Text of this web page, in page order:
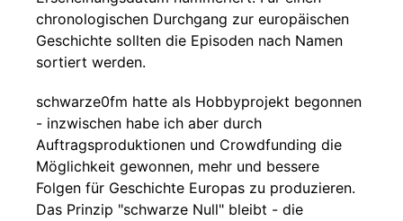
chronologischen Durchgang zur europäischen
Geschichte sollten die Episoden nach Namen
sortiert werden.
schwarze0fm hatte als Hobbyprojekt begonnen
- inzwischen habe ich aber durch
Auftragsproduktionen und Crowdfunding die
Möglichkeit gewonnen, mehr und bessere
Folgen für Geschichte Europas zu produzieren.
Das Prinzip "schwarze Null" bleibt - die